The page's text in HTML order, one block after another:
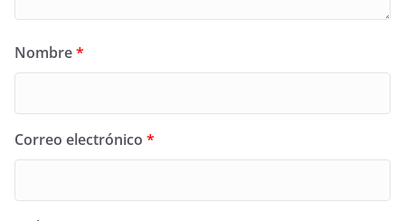
Nombre*
Correo electrónico *